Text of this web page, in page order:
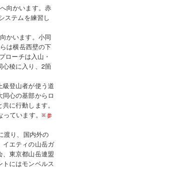
向かいます。赤
ステムを練習し
かいます。小同
は横岳西壁の下
ローチは入山・
心稜に入り、2箇
登山者が使う道
心の基部からロ
に行動します。
ています。
参
渡り、国内外の
イエティの山岳ガ
東京都山岳連盟
にはモンベルス